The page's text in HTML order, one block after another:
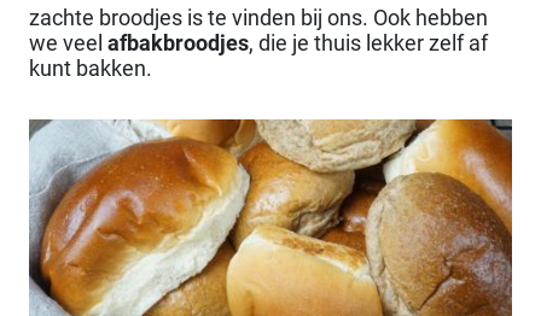
zachte broodjes is te vinden bij ons. Ook hebben
we veel afbakbroodjes, die je thuis lekker zelf af
kunt bakken.